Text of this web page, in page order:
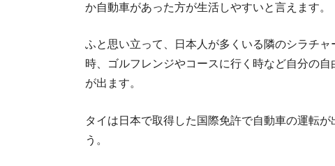
か自動車があった方が生活しやすいと言えます。
ふと思い立って、日本人が多くいる隣のシラチ
時、ゴルフレンジやコースに行く時など自分の
が出ます。
タイは日本で取得した国際免許で自動車の運転
う。